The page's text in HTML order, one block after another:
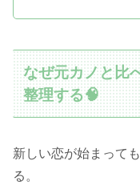
なぜ元カノと比
整理する🧠
新しい恋が始まって
る。